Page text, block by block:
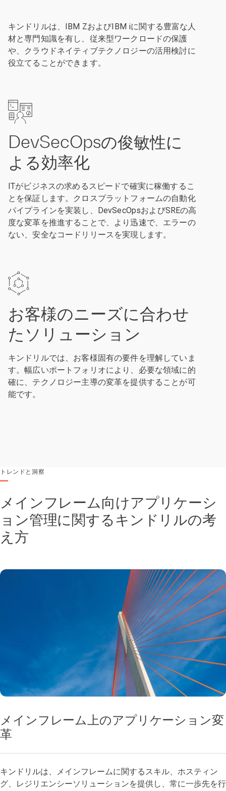
キンドリルは、IBM ZおよびIBM iに関する豊富な人
材と専門知識を有し、従来型ワークロードの保護
や、クラウドネイティブテクノロジーの活用検討に
役立てることができます。
DevSecOpsの俊敏性に
よる効率化
ITがビジネスの求めるスピードで確実に稼働するこ
とを保証します。クロスプラットフォームの自動化
パイプラインを実装し、DevSecOpsおよびSREの高
度な変革を推進することで、より迅速で、エラーの
ない、安全なコードリリースを実現します。
お客様のニーズに合わせ
たソリューション
キンドリルでは、お客様固有の要件を理解していま
す。幅広いポートフォリオにより、必要な領域に的
確に、テクノロジー主導の変革を提供することが可
能です。
トレンドと洞察
メインフレーム向けアプリケーシ
ョン管理に関するキンドリルの考
え方
メインフレーム上のアプリケーション変
革
キンドリルは、メインフレームに関するスキル、ホスティン
グ、レジリエンシーソリューションを提供し、常に一歩先を行